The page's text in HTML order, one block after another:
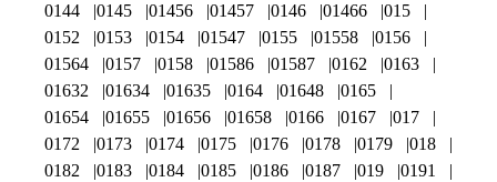
0144
0145 01456 01457 0146 01466
015
0152
0153 0154 01547 0155 01558
0156
01564
0157 0158 01586 01587 0162
0163
01632
01634 01635 0164 01648
0165
01654
01655 01656 01658 0166 0167
017
0172
0173 0174 0175 0176 0178 0179
018
0182
0183 0184 0185 0186 0187 019 0191